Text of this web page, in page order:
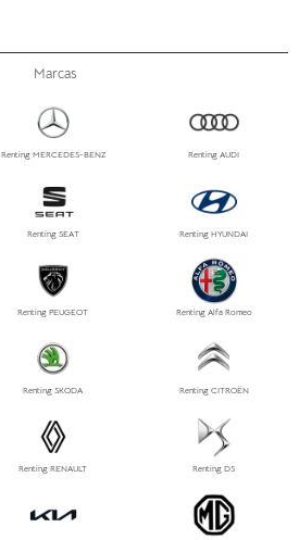
Marcas
Renting MERCEDES-BENZ Renting AUDI
Renting SEAT Renting HYUNDAI
Renting PEUGEOT Renting Alfa Romeo
Renting SKODA Renting CITROËN
Renting RENAULT Renting DS